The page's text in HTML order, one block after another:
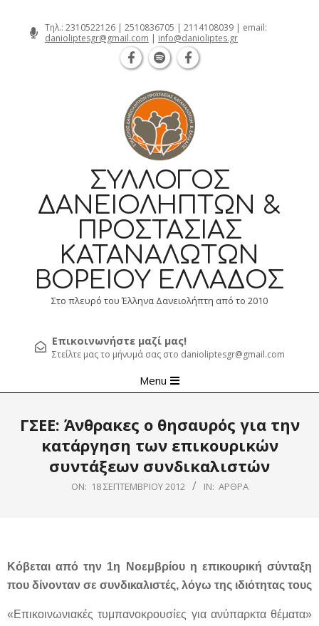
Τηλ.: 2310522126 | 2510836705 | 2114108039 | email:
danioliptesgr@gmail.com | info@danioliptes.gr
ΣΎΛΛΟΓΟΣ
ΔΑΝΕΙΟΛΗΠΤΏΝ &
ΠΡΟΣΤΑΣΊΑΣ
ΚΑΤΑΝΑΛΩΤΏΝ
ΒΟΡΕΊΟΥ ΕΛΛΆΔΟΣ
Στο πλευρό του Έλληνα Δανειολήπτη από το 2010
Επικοινωνήστε μαζί μας!
Στείλτε μας το μήνυμά σας στο danioliptesgr@gmail.com
Navigation
Menu
ΓΣΕΕ: Άνθρακες ο θησαυρός για την
κατάργηση των επικουρικών
συντάξεων συνδικαλιστών
ON: 18 ΣΕΠΤΕΜΒΡΊΟΥ 2012 IN: ΆΡΘΡΑ
Κόβεται από την 1η Νοεμβρίου η επικουρική σύνταξη
που δίνονταν σε συνδικαλιστές, λόγω της ιδιότητας τους
«Επικοινωνιακές τυμπανοκρουσίες για ανύπαρκτα θέματα»